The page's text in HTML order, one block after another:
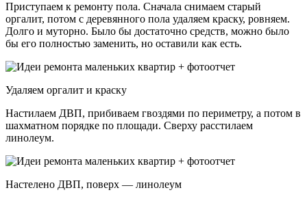
Приступаем к ремонту пола. Сначала снимаем старый
оргалит, потом с деревянного пола удаляем краску, ровняем.
Долго и муторно. Было бы достаточно средств, можно было
бы его полностью заменить, но оставили как есть.
Удаляем оргалит и краску
Настилаем ДВП, прибиваем гвоздями по периметру, а потом в
шахматном порядке по площади. Сверху расстилаем
линолеум.
Настелено ДВП, поверх — линолеум